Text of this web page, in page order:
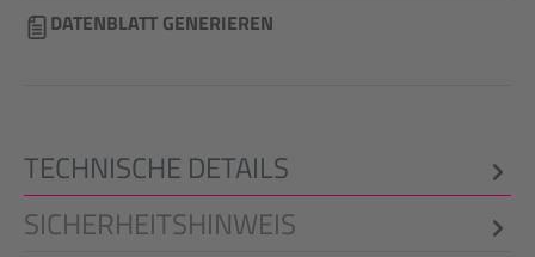
DATENBLATT GENERIEREN
TECHNISCHE DETAILS
SICHERHEITSHINWEIS